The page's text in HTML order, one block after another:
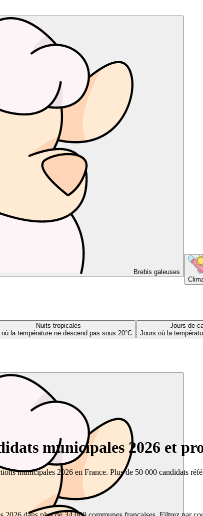
Brebis galeuses
Nuits tropicales
où la température ne descend pas sous 20°C
Jours de
Jours où la
municipales 2026 et
municipales 2026 en France. Plus de 50 000 candidats